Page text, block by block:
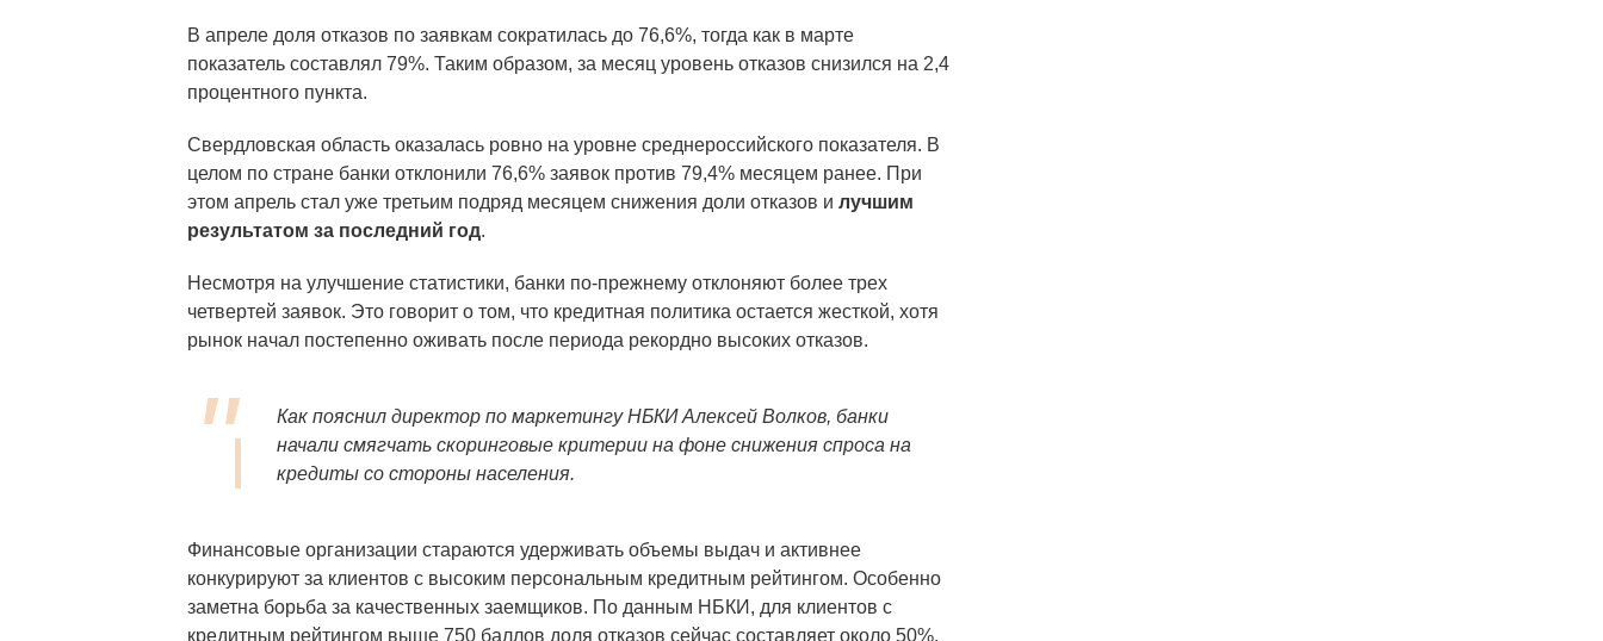
В апреле доля отказов по заявкам сократилась до 76,6%, тогда как в марте
показатель составлял 79%. Таким образом, за месяц уровень отказов снизился на 2,4
процентного пункта.
Свердловская область оказалась ровно на уровне среднероссийского показателя. В
целом по стране банки отклонили 76,6% заявок против 79,4% месяцем ранее. При
этом апрель стал уже третьим подряд месяцем снижения доли отказов и лучшим
результатом за последний год.
Несмотря на улучшение статистики, банки по-прежнему отклоняют более трех
четвертей заявок. Это говорит о том, что кредитная политика остается жесткой, хотя
рынок начал постепенно оживать после периода рекордно высоких отказов.
Как пояснил директор по маркетингу НБКИ Алексей Волков, банки
начали смягчать скоринговые критерии на фоне снижения спроса на
кредиты со стороны населения.
Финансовые организации стараются удерживать объемы выдач и активнее
конкурируют за клиентов с высоким персональным кредитным рейтингом. Особенно
заметна борьба за качественных заемщиков. По данным НБКИ, для клиентов с
кредитным рейтингом выше 750 баллов доля отказов сейчас составляет около 50%.